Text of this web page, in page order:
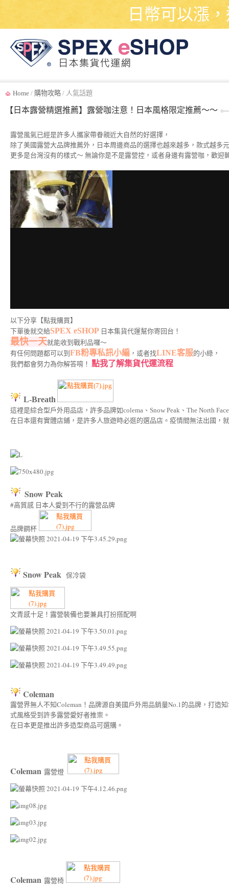
日幣可以漲
Home / 購物攻略 / 人氣話題
【日本露營精選推薦】露營咖注意！日本風格限定推薦～～
露營風氣已經是許多人攜家帶眷親近大自然的好選擇，
除了美國露營大品牌推薦外，日本周邊商品的選擇也越來越多，款式越多
更多是台灣沒有的樣式～ 無論你是不是露營控，或者身邊有露營咖，歡迎
以下分享【點我購買】
下單後就交給SPEX eSHOP 日本集貨代運幫你寄回台！
最快一天就能收到戰利品囉～
有任何問題都可以到 FB粉專私訊小編 ，或者找LINE客服的小綠，
我們都會努力為你解答唷！ 點我了解集貨代運流程
L-Breath
這裡是綜合型戶外用品店，許多品牌如colema、Snow Peak、The North
在日本還有實體店鋪，是許多人旅遊時必逛的選品店。疫情間無法出國，
Snow Peak
#高質感 日本人愛到不行的露營品牌
品牌鋼杯
Snow Peak 保冷袋
文青感十足！露營裝備也要兼具打扮搭配啊
Coleman
露營界無人不知Coleman！品牌源自美國戶外用品銷量No.1的品牌，打造
式風格受到許多露營愛好者推崇。
在日本更是推出許多造型商品可選購。
Coleman 露營燈
Coleman 露營椅